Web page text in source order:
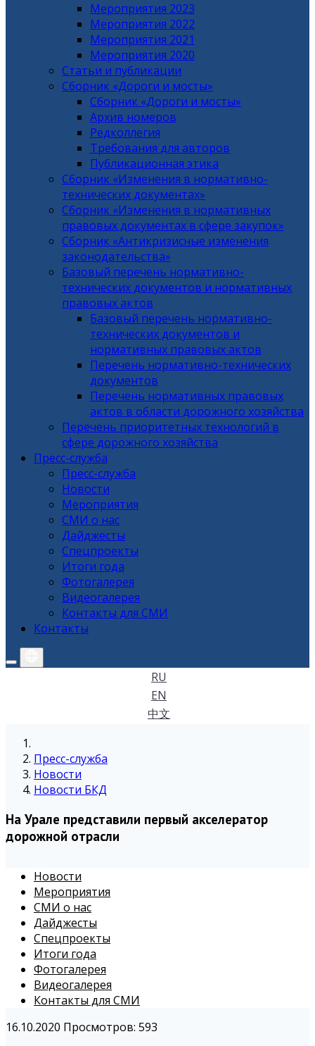
Мероприятия 2023
Мероприятия 2022
Мероприятия 2021
Мероприятия 2020
Статьи и публикации
Сборник «Дороги и мосты»
Сборник «Дороги и мосты»
Архив номеров
Редколлегия
Требования для авторов
Публикационная этика
Сборник «Изменения в нормативно-
технических документах»
Сборник «Изменения в нормативных
правовых документах в сфере закупок»
Сборник «Антикризисные изменения
законодательства»
Базовый перечень нормативно-
технических документов и нормативных
правовых актов
Базовый перечень нормативно-
технических документов и
нормативных правовых актов
Перечень нормативно-технических
документов
Перечень нормативных правовых
актов в области дорожного хозяйства
Перечень приоритетных технологий в
сфере дорожного хозяйства
Пресс-служба
Пресс-служба
Новости
Мероприятия
СМИ о нас
Дайджесты
Спецпроекты
Итоги года
Фотогалерея
Видеогалерея
Контакты для СМИ
Контакты
RU
EN
中文
Пресс-служба
Новости
Новости БКД
На Урале представили первый акселератор
дорожной отрасли
Новости
Мероприятия
СМИ о нас
Дайджесты
Спецпроекты
Итоги года
Фотогалерея
Видеогалерея
Контакты для СМИ
16.10.2020 Просмотров: 593